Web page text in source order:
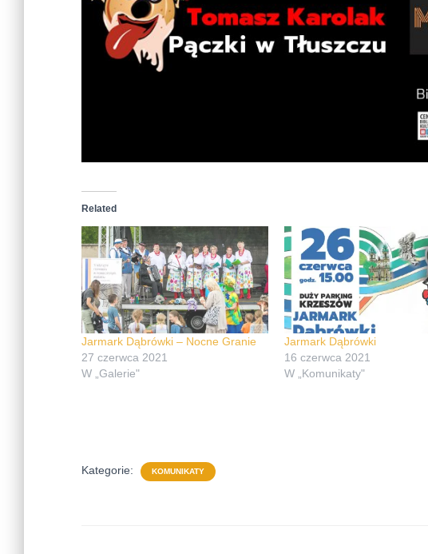
Related
Jarmark Dąbrówki – Nocne Granie
27 czerwca 2021
W „Galerie"
Jarmark Dąbrówki
16 czerwca 2021
W „Komunikaty"
Kategorie: KOMUNIKATY